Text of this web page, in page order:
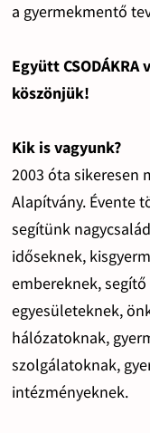
a gyermekmentő
Együtt
köszönjük!
Kik is vagyunk?
2003 óta sikeresen
Alapítvány. Évente
segítünk
időseknek,
embereknek,
egyesületeknek,
hálózatoknak,
szolgálatoknak,
intézményeknek.